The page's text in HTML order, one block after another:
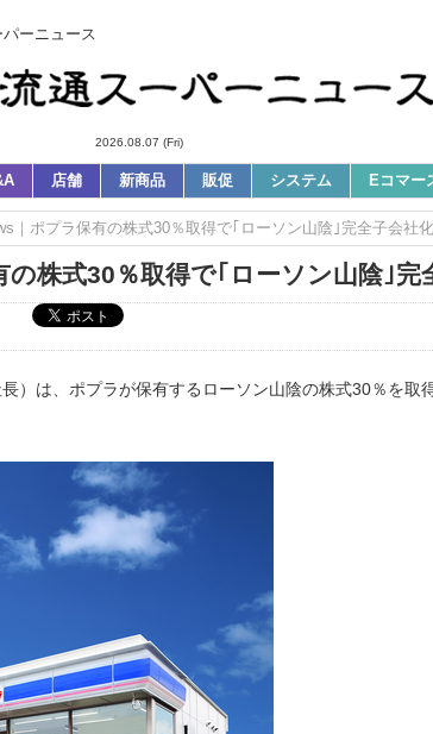
ーニュース
2026.08.07 (Fri)
店舗 新商品 販促 システム Eコマー
｜ポプラ保有の株式30％取得で｢ローソン山陰｣完全子会社化
株式30％取得で｢ローソン山陰｣完
）は、ポプラが保有するローソン山陰の株式30％を取